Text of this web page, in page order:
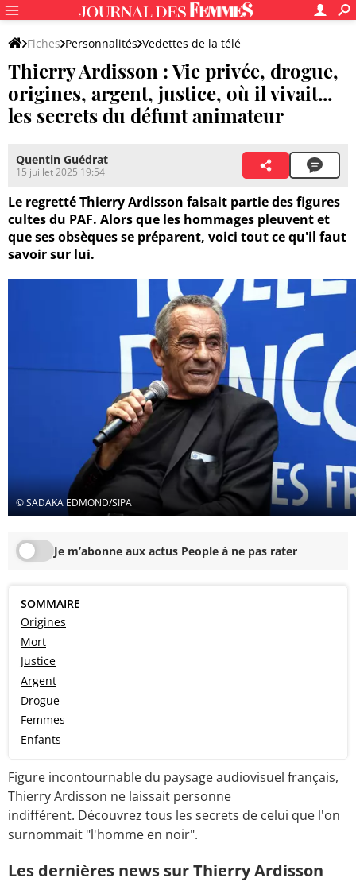
Fiches Personnalités Vedettes de la télé
Thierry Ardisson : Vie privée, drogue,
origines, argent, justice, où il vivait...
les secrets du défunt animateur
Quentin Guédrat
15 juillet 2025 19:54
Le regretté Thierry Ardisson faisait partie des figures
cultes du PAF. Alors que les hommages pleuvent et
que ses obsèques se préparent, voici tout ce qu'il faut
savoir sur lui.
© SADAKA EDMOND/SIPA
Je m’abonne aux actus People à ne pas rater
SOMMAIRE
Origines
Mort
Justice
Argent
Drogue
Femmes
Enfants
Figure incontournable du paysage audiovisuel français,
Thierry Ardisson ne laissait personne
indifférent. Découvrez tous les secrets de celui que l'on
surnommait "l'homme en noir".
Les dernières news sur Thierry Ardisson